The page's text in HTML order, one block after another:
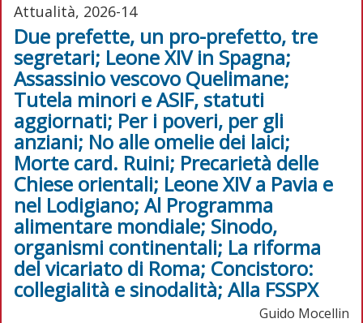
Attualità, 2026-14
Due prefette, un pro-prefetto, tre
segretari; Leone XIV in Spagna;
Assassinio vescovo Quelimane;
Tutela minori e ASIF, statuti
aggiornati; Per i poveri, per gli
anziani; No alle omelie dei laici;
Morte card. Ruini; Precarietà delle
Chiese orientali; Leone XIV a Pavia e
nel Lodigiano; Al Programma
alimentare mondiale; Sinodo,
organismi continentali; La riforma
del vicariato di Roma; Concistoro:
collegialità e sinodalità; Alla FSSPX
Guido Mocellin